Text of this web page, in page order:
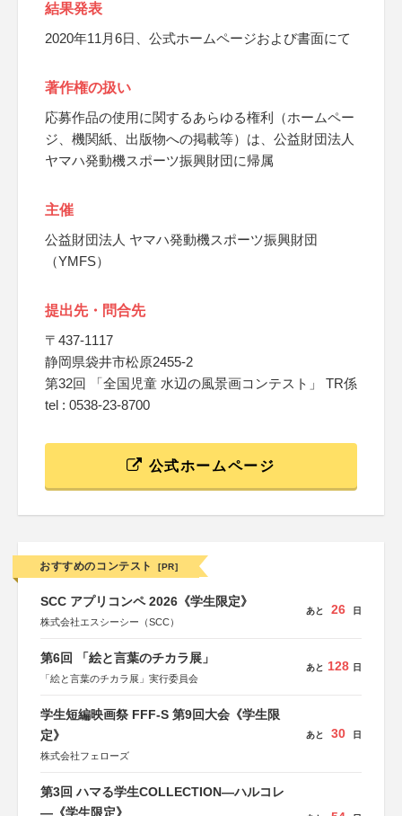
結果発表
2020年11月6日、公式ホームページおよび書面にて
著作権の扱い
応募作品の使用に関するあらゆる権利（ホームペー
ジ、機関紙、出版物への掲載等）は、公益財団法人
ヤマハ発動機スポーツ振興財団に帰属
主催
公益財団法人 ヤマハ発動機スポーツ振興財団
（YMFS）
提出先・問合先
〒437-1117
静岡県袋井市松原2455-2
第32回 「全国児童 水辺の風景画コンテスト」 TR係
tel : 0538-23-8700
公式ホームページ
おすすめのコンテスト [PR]
SCC アプリコンペ 2026《学生限定》
株式会社エスシーシー（SCC）
あと 26 日
第6回 「絵と言葉のチカラ展」
「絵と言葉のチカラ展」実行委員会
あと 128 日
学生短編映画祭 FFF-S 第9回大会《学生限
定》
株式会社フェローズ
あと 30 日
第3回 ハマる学生COLLECTION―ハルコレ
―《学生限定》